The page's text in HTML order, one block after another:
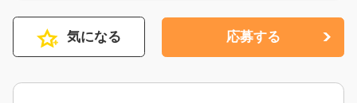
気になる 応募する